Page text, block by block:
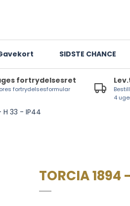
SIDSTE CHANCE
fortrydelsesret
fortrydelsesformular
4
H 33 - IP44
TORCIA 1894